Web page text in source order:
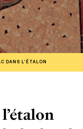
DANS L’ÉTALON